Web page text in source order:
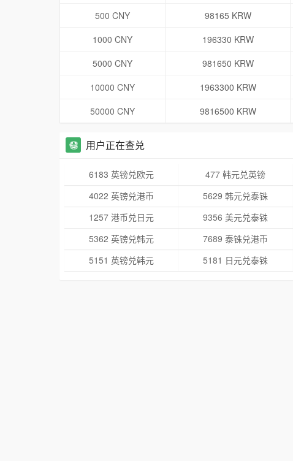
500 CNY
98165 KRW
1000 CNY
196330 KRW
5000 CNY
981650 KRW
10000 CNY
1963300 KRW
50000 CNY
9816500 KRW
用户正在查兑
6183 英镑兑欧元 477 韩元兑英镑
4022 英镑兑港币
5629 韩元兑泰铢
1257 港币兑日元
9356 美元兑泰铢
5362 英镑兑韩元
7689 泰铢兑港币
5151 英镑兑韩元
5181 日元兑泰铢